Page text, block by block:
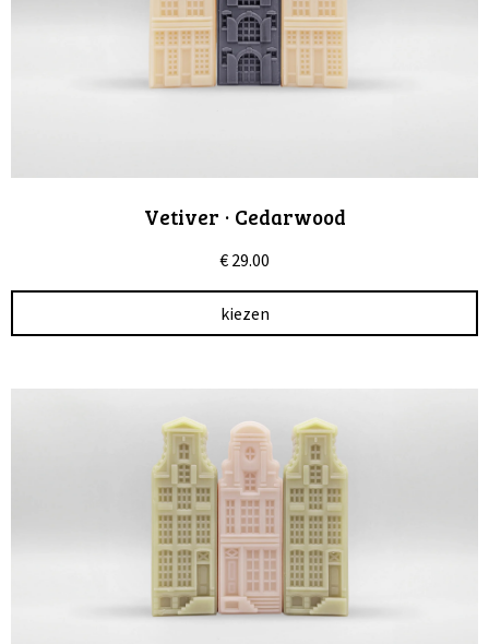
Vetiver · Cedarwood
€ 29.00
kiezen